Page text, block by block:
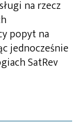
na rzecz
popyt na
jednocześnie
SatRev